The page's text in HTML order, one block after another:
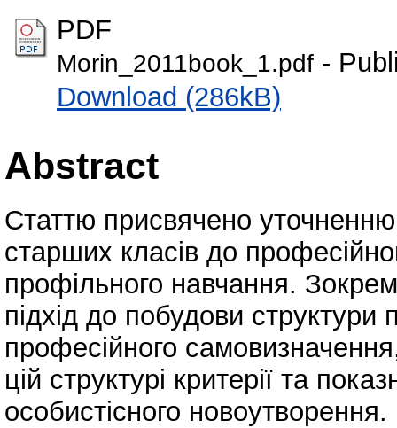
PDF
Morin_2011book_1.pdf -
Download (286kB)
Abstract
Статтю присвячено уточненню
старших класів до
профільного навчання.
підхід до побудови структури
професійного
цій структурі критерії та
особистісного новоутворення.